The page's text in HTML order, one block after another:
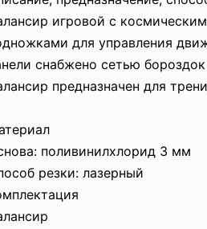
игровой с
для управления
снабжено сетью
предназначен для
поливинилхлорид 3 мм
резки: лазерный